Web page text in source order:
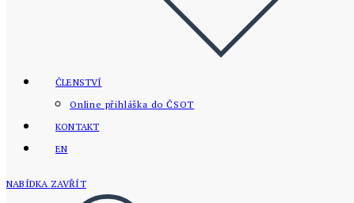
ČLENSTVÍ
Online přihláška do ČSOT
KONTAKT
EN
NABÍDKA ZAVŘÍT